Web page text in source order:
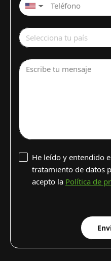
▼
Selecciona tu país
Escribe tu mensaje
He leído y entendido
tratamiento de datos
acepto la Política de